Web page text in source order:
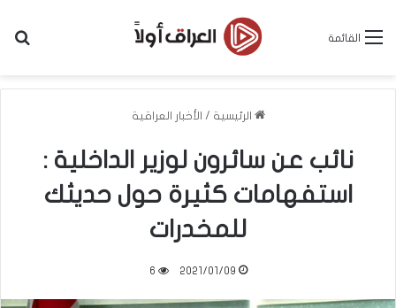
القائمة
الرئيسية / الأخبار العراقية
نائب عن سائرون لوزير الداخلية :
استفهامات كثيرة حول حديثك
للمخدرات
2021/01/09
6